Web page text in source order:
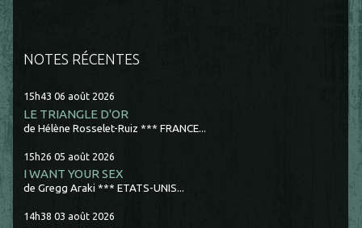
NOTES RÉCENTES
15h43 06 août 2026
LE TRIANGLE D'OR
de Hélène Rosselet-Ruiz *** FRANCE...
15h26 05 août 2026
I WANT YOUR SEX
de Gregg Araki *** ETATS-UNIS...
14h38 03 août 2026